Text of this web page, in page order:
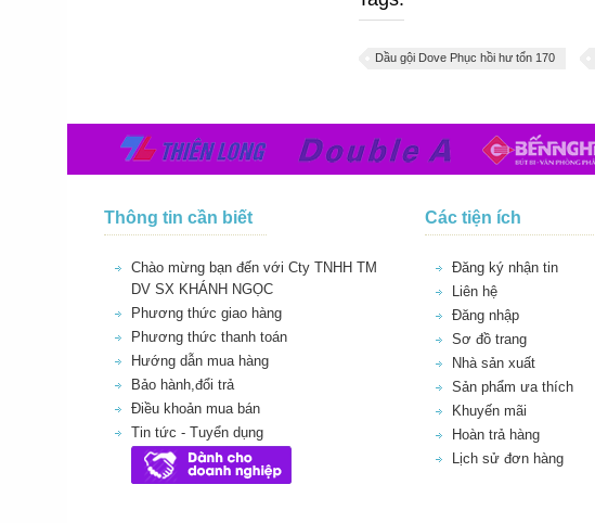
Dầu gội Dove Phục hồi hư tổn 170
Thông tin cần biết
Chào mừng bạn đến với Cty TNHH TM
DV SX KHÁNH NGỌC
Phương thức giao hàng
Phương thức thanh toán
Hướng dẫn mua hàng
Bảo hành,đổi trả
Điều khoản mua bán
Tin tức - Tuyển dụng
Các tiện ích
Đăng ký nhận tin
Liên hệ
Đăng nhập
Sơ đồ trang
Nhà sản xuất
Sản phẩm ưa thích
Khuyến mãi
Hoàn trả hàng
Lịch sử đơn hàng